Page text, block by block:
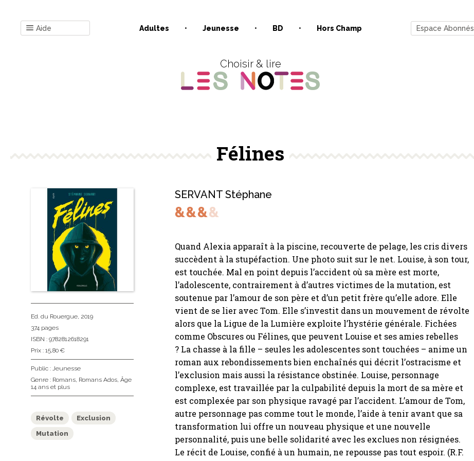
Aide Adultes Jeunesse BD Hors Champ Espace Abonnés
Choisir & lire
Félines
SERVANT Stéphane
Quand Alexia apparaît à la piscine, recouverte de pelage, les cris divers
succèdent à la stupéfaction. Une photo suit sur le net. Louise, à son tour,
est touchée. Mal en point depuis l’accident où sa mère est morte,
l’adolescente, contrairement à d’autres victimes de la mutation, est
soutenue par l’amour de son père et d’un petit frère qu’elle adore. Elle
vient de se lier avec Tom. Elle s’investit dans un mouvement de révolte
alors que la Ligue de la Lumière exploite l’hystérie générale. Fichées
comme Obscures ou Félines, que peuvent Louise et ses amies rebelles
? La chasse à la fille – seules les adolescentes sont touchées – anime un
roman aux rebondissements bien enchaînés qui décrit l’ostracisme et
l’exclusion mais aussi la résistance obstinée. Louise, personnage
complexe, est travaillée par la culpabilité depuis la mort de sa mère et
est complexée par son physique ravagé par l’accident. L’amour de Tom,
autre personnage pas comme tout le monde, l’aide à tenir avant que sa
transformation lui offre un nouveau physique et une nouvelle
personnalité, puis une belle solidarité avec les exclues non résignées.
Le récit de Louise, confié à un humain, ne repousse pas tout espoir. (R.F.
Ed. du Rouergue, 2019
374 pages
ISBN : 9782812618291
Prix : 15,80 €
Public : Jeunesse
Genre : Romans, Romans Ados, Âge
14 ans et plus
Révolte
Exclusion
Mutation